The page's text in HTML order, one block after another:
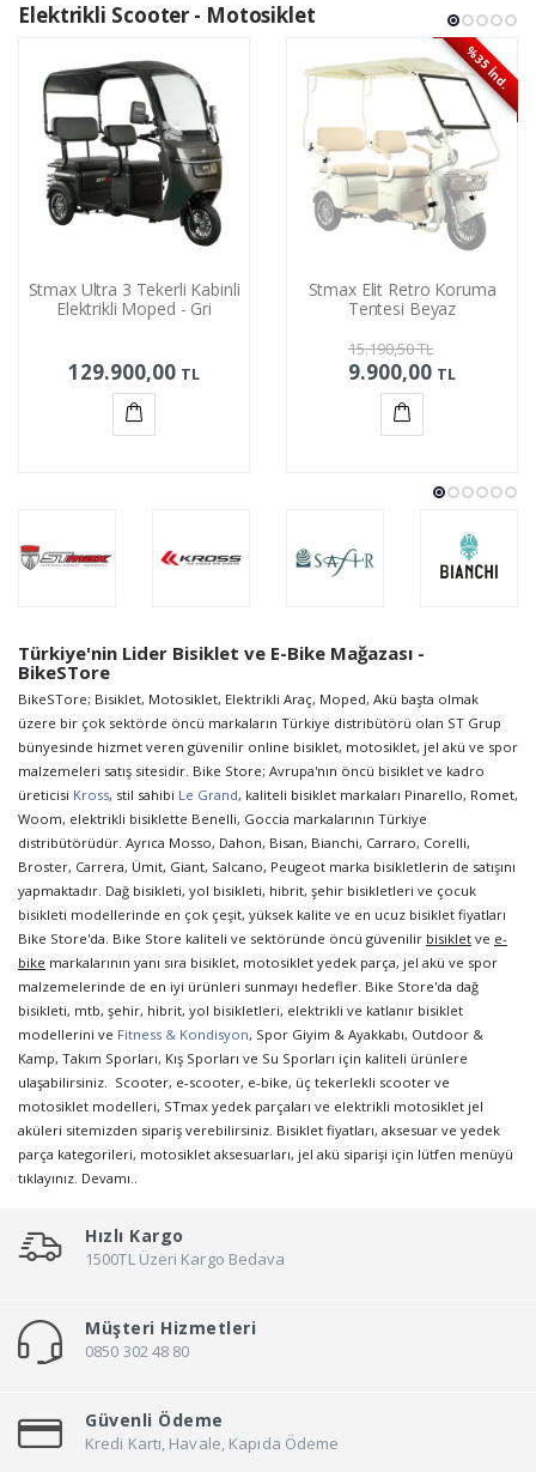
Elektrikli Scooter - Motosiklet
Stmax Ultra 3 Tekerli Kabinli
Elektrikli Moped - Gri
129.900,00 TL
%35 İnd.
Stmax Elit Retro Koruma
Tentesi Beyaz
15.190,50TL
9.900,00 TL
Türkiye'nin Lider Bisiklet ve E-Bike Mağazası -
BikeSTore
BikeSTore; Bisiklet, Motosiklet, Elektrikli Araç, Moped, Akü başta olmak
üzere bir çok sektörde öncü markaların Türkiye distribütörü olan ST Grup
bünyesinde hizmet veren güvenilir online bisiklet, motosiklet, jel akü ve spor
malzemeleri satış sitesidir. Bike Store; Avrupa'nın öncü bisiklet ve kadro
üreticisi Kross, stil sahibi Le Grand, kaliteli bisiklet markaları Pinarello, Romet,
Woom, elektrikli bisiklette Benelli, Goccia markalarının Türkiye
distribütörüdür. Ayrıca Mosso, Dahon, Bisan, Bianchi, Carraro, Corelli,
Broster, Carrera, Ümit, Giant, Salcano, Peugeot marka bisikletlerin de satışını
yapmaktadır. Dağ bisikleti, yol bisikleti, hibrit, şehir bisikletleri ve çocuk
bisikleti modellerinde en çok çeşit, yüksek kalite ve en ucuz bisiklet fiyatları
Bike Store'da. Bike Store kaliteli ve sektöründe öncü güvenilir bisiklet ve e-
bike markalarının yanı sıra bisiklet, motosiklet yedek parça, jel akü ve spor
malzemelerinde de en iyi ürünleri sunmayı hedefler. Bike Store'da dağ
bisikleti, mtb, şehir, hibrit, yol bisikletleri, elektrikli ve katlanır bisiklet
modellerini ve Fitness & Kondisyon, Spor Giyim & Ayakkabı, Outdoor &
Kamp, Takım Sporları, Kış Sporları ve Su Sporları için kaliteli ürünlere
ulaşabilirsiniz. Scooter, e-scooter, e-bike, üç tekerlekli scooter ve
motosiklet modelleri, STmax yedek parçaları ve elektrikli motosiklet jel
aküleri sitemizden sipariş verebilirsiniz. Bisiklet fiyatları, aksesuar ve yedek
parça kategorileri, motosiklet aksesuarları, jel akü siparişi için lütfen menüyü
tıklayınız. Devamı..
Hızlı Kargo
1500TL Üzeri Kargo Bedava
Müşteri Hizmetleri
0850 302 48 80
Güvenli Ödeme
Kredi Kartı, Havale, Kapıda Ödeme